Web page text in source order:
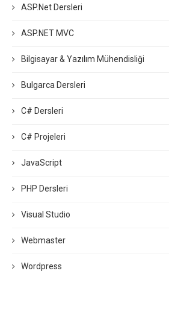
ASP.Net Dersleri
ASP.NET MVC
Bilgisayar & Yazılım Mühendisliği
Bulgarca Dersleri
C# Dersleri
C# Projeleri
JavaScript
PHP Dersleri
Visual Studio
Webmaster
Wordpress